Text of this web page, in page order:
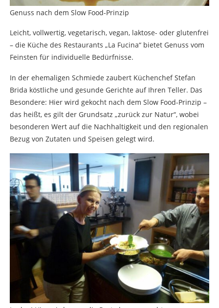
Genuss nach dem Slow Food-Prinzip
Leicht, vollwertig, vegetarisch, vegan, laktose- oder glutenfrei
– die Küche des Restaurants „La Fucina“ bietet Genuss vom
Feinsten für individuelle Bedürfnisse.
In der ehemaligen Schmiede zaubert Küchenchef Stefan
Brida köstliche und gesunde Gerichte auf Ihren Teller. Das
Besondere: Hier wird gekocht nach dem Slow Food-Prinzip –
das heißt, es gilt der Grundsatz „zurück zur Natur“, wobei
besonderen Wert auf die Nachhaltigkeit und den regionalen
Bezug von Zutaten und Speisen gelegt wird.